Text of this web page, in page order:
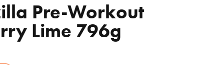
Pre-Workout
Lime 796g